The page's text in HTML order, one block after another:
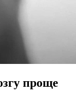
проще